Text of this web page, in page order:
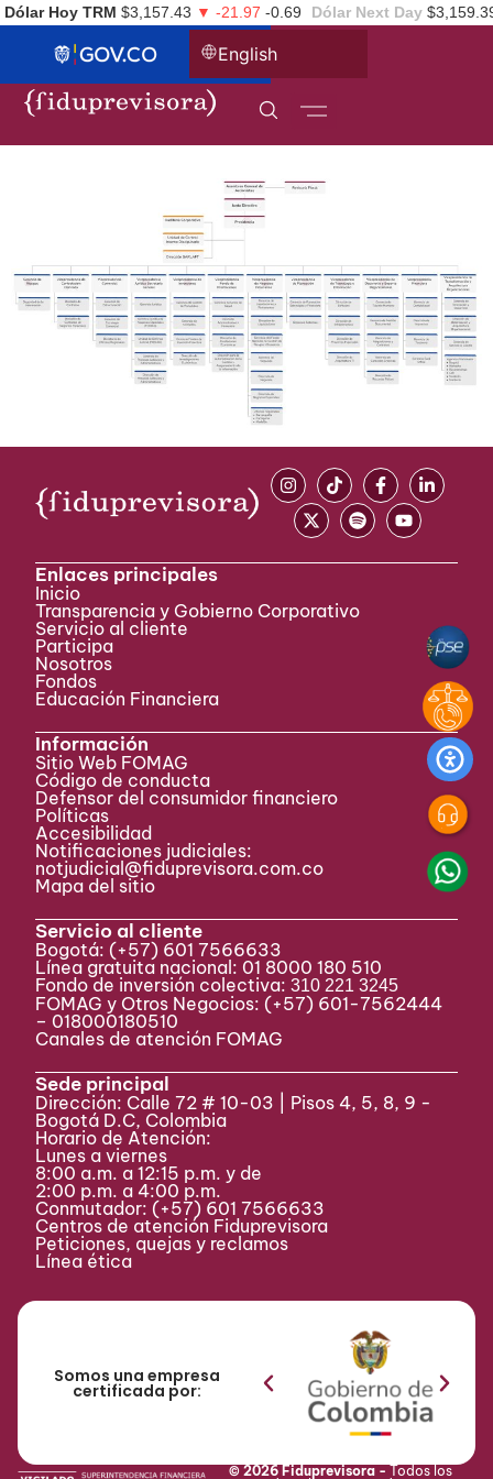
Dólar Hoy TRM $3,157.43 ▼ -21.97 -0.69 Dólar Next Day
English
Enlaces principales
Inicio
Transparencia y Gobierno Corporativo
Servicio al cliente
Participa ​
Nosotros
Fondos
Educación Financiera
Información
Sitio Web FOMAG
Código de conducta
Defensor del consumidor financiero
Políticas
Accesibilidad
Notificaciones judiciales:
notjudicial@fiduprevisora.com.co
Mapa del sitio
Servicio al cliente
Bogotá: (+57) 601 7566633
Línea gratuita nacional: 01 8000 180 510
Fondo de inversión colectiva:310 221 3245
FOMAG y Otros Negocios: (+57) 601-7562444
– 018000180510
Canales de atención FOMAG
Sede principal
Dirección: Calle 72 # 10-03 | Pisos 4, 5, 8, 9 -
Bogotá D.C, Colombia
Horario de Atención:
Lunes a viernes
8:00 a.m. a 12:15 p.m. y de
2:00 p.m. a 4:00 p.m.
Conmutador: (+57) 601 7566633
Centros de atención Fiduprevisora
Peticiones, quejas y reclamos
Línea ética
Somos una empresa
certificada por:
© 2026 Fiduprevisora -Todos los